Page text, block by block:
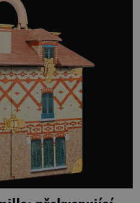
zbytky semínek Jeho
s výjimkou